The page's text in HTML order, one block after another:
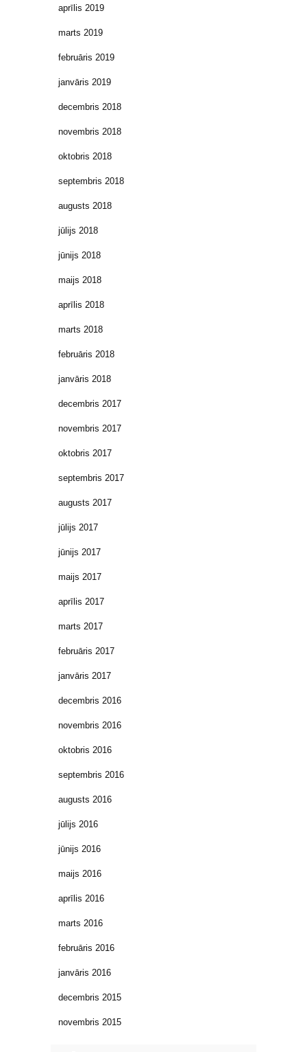
aprīlis 2019
marts 2019
februāris 2019
janvāris 2019
decembris 2018
novembris 2018
oktobris 2018
septembris 2018
augusts 2018
jūlijs 2018
jūnijs 2018
maijs 2018
aprīlis 2018
marts 2018
februāris 2018
janvāris 2018
decembris 2017
novembris 2017
oktobris 2017
septembris 2017
augusts 2017
jūlijs 2017
jūnijs 2017
maijs 2017
aprīlis 2017
marts 2017
februāris 2017
janvāris 2017
decembris 2016
novembris 2016
oktobris 2016
septembris 2016
augusts 2016
jūlijs 2016
jūnijs 2016
maijs 2016
aprīlis 2016
marts 2016
februāris 2016
janvāris 2016
decembris 2015
novembris 2015